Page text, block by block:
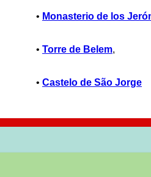
• Monasterio de los
• Torre de Belem,
• Castelo de São Jorge